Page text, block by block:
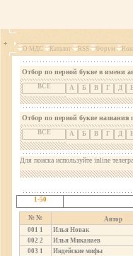
О МДС Каталог RSS Форум
Отбор по первой букве в имени
ВСЕ А Б В Г Д
Отбор по первой букве названия
ВСЕ А Б В Г Д
Для поиска используйте inline
1-50
№ №
Автор
001 1
Илья Новак
002 2
Илья Миканаев
003 1
Индейские мифы